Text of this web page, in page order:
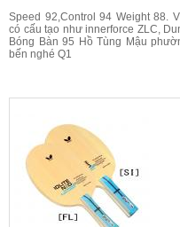
Speed 92,Control 94 Weight 88.
có cấu tạo như innerforce ZLC,
Bóng Bàn 95 Hồ Tùng Mậu
bến nghé Q1